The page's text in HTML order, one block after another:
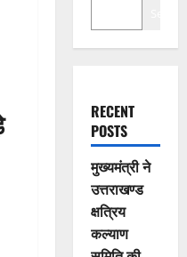
RECENT
POSTS
मुख्यमंत्री ने
उत्तराखण्ड
क्षत्रिय
कल्याण